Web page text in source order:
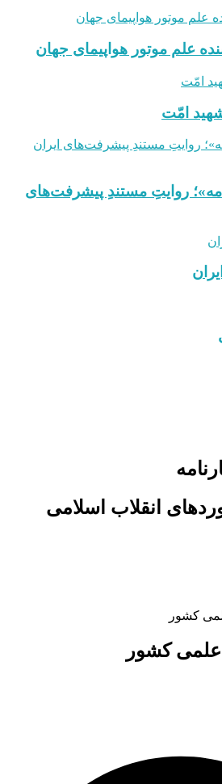
علم موتور هواپیمای جهان
امّت
روایتِ مستندِ پیشرفت‌های
انقلاب اسلامی
کشور
کشور